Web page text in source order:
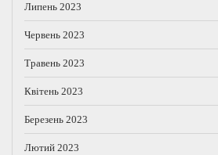
Липень 2023
Червень 2023
Травень 2023
Квітень 2023
Березень 2023
Лютий 2023